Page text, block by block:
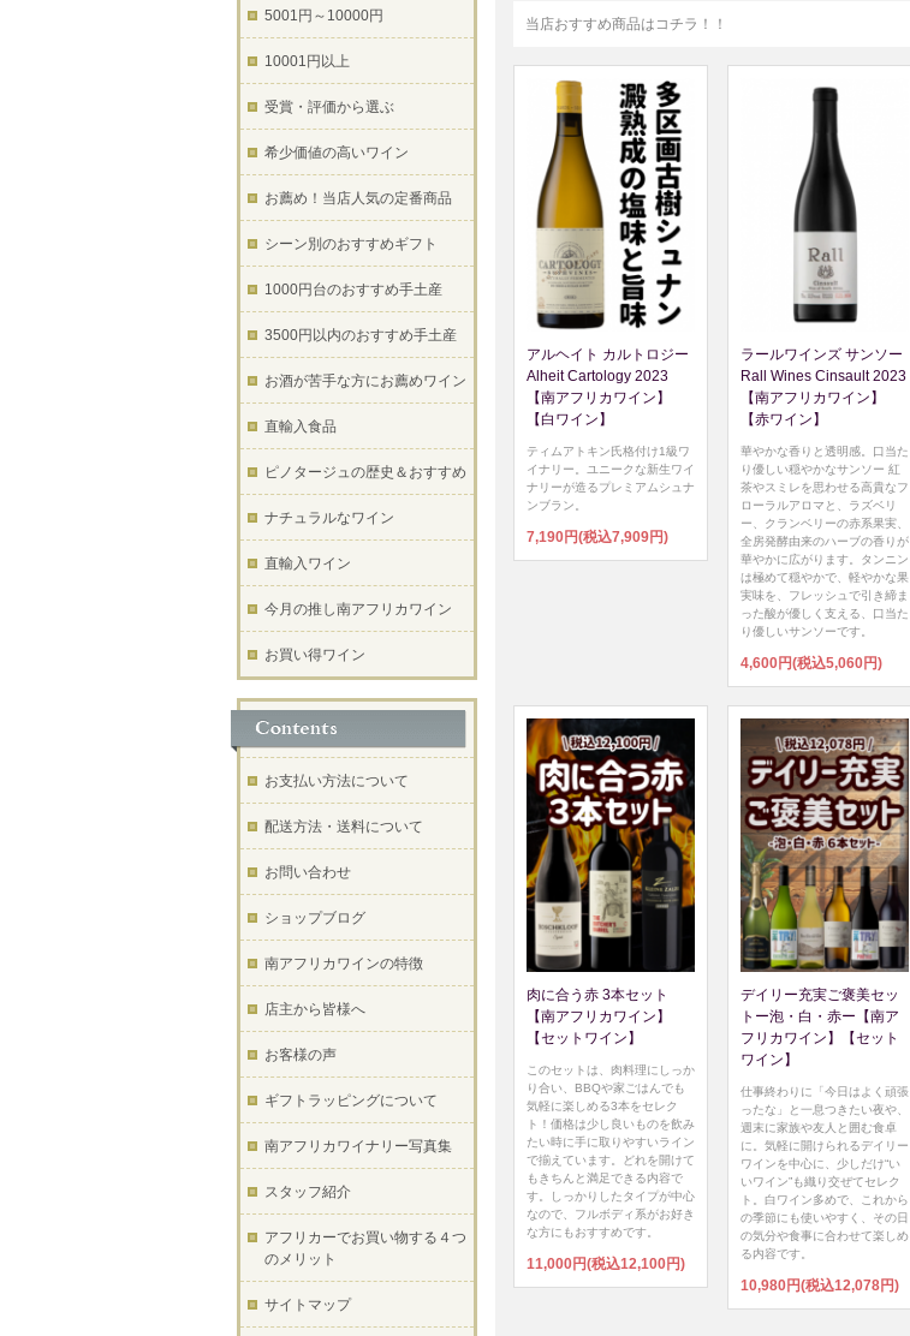
当店おすすめ商品はコチラ！！
アルヘイト カルトロジー
Alheit Cartology 2023
【南アフリカワイン】
【白ワイン】
ティムアトキン氏格付け1級ワ
イナリー。ユニークな新生ワイ
ナリーが造るプレミアムシュナ
ンブラン。
7,190円(税込7,909円)
ラールワインズ サンソー
Rall Wines Cinsault 2023
【南アフリカワイン】
【赤ワイン】
華やかな香りと透明感。口当た
り優しい穏やかなサンソー 紅
茶やスミレを思わせる高貴なフ
ローラルアロマと、ラズベリ
ー、クランベリーの赤系果実、
全房発酵由来のハーブの香りが
華やかに広がります。タンニン
は極めて穏やかで、軽やかな果
実味を、フレッシュで引き締ま
った酸が優しく支える、口当た
り優しいサンソーです。
4,600円(税込5,060円)
肉に合う赤 3本セット
【南アフリカワイン】
【セットワイン】
このセットは、肉料理にしっか
り合い、BBQや家ごはんでも
気軽に楽しめる3本をセレク
ト！価格は少し良いものを飲み
たい時に手に取りやすいライン
で揃えています。どれを開けて
もきちんと満足できる内容で
す。しっかりしたタイプが中心
なので、フルボディ系がお好き
な方にもおすすめです。
11,000円(税込12,100円)
デイリー充実ご褒美セッ
トー泡・白・赤ー【南ア
フリカワイン】【セット
ワイン】
仕事終わりに「今日はよく頑張
ったな」と一息つきたい夜や、
週末に家族や友人と囲む食卓
に。気軽に開けられるデイリー
ワインを中心に、少しだけ“い
いワイン”も織り交ぜてセレク
ト。白ワイン多めで、これから
の季節にも使いやすく、その日
の気分や食事に合わせて楽しめ
る内容です。
10,980円(税込12,078円)
5001円～10000円
10001円以上
受賞・評価から選ぶ
希少価値の高いワイン
お薦め！当店人気の定番商品
シーン別のおすすめギフト
1000円台のおすすめ手土産
3500円以内のおすすめ手土産
お酒が苦手な方にお薦めワイン
直輸入食品
ピノタージュの歴史＆おすすめ
ナチュラルなワイン
直輸入ワイン
今月の推し南アフリカワイン
お買い得ワイン
お支払い方法について
配送方法・送料について
お問い合わせ
ショップブログ
南アフリカワインの特徴
店主から皆様へ
お客様の声
ギフトラッピングについて
南アフリカワイナリー写真集
スタッフ紹介
アフリカーでお買い物する４つ
のメリット
サイトマップ